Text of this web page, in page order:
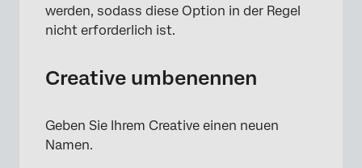
werden, sodass diese Option in der Regel
nicht erforderlich ist.
Creative umbenennen
Geben Sie Ihrem Creative einen neuen
Namen.